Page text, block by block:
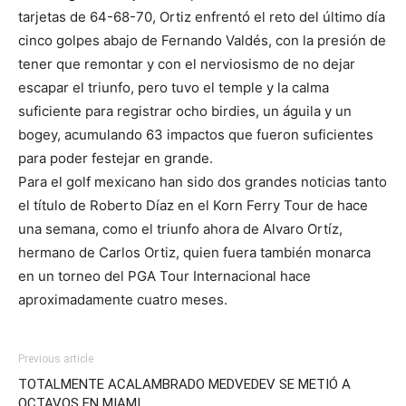
tarjetas de 64-68-70, Ortiz enfrentó el reto del último día
cinco golpes abajo de Fernando Valdés, con la presión de
tener que remontar y con el nerviosismo de no dejar
escapar el triunfo, pero tuvo el temple y la calma
suficiente para registrar ocho birdies, un águila y un
bogey, acumulando 63 impactos que fueron suficientes
para poder festejar en grande.
Para el golf mexicano han sido dos grandes noticias tanto
el título de Roberto Díaz en el Korn Ferry Tour de hace
una semana, como el triunfo ahora de Alvaro Ortíz,
hermano de Carlos Ortiz, quien fuera también monarca
en un torneo del PGA Tour Internacional hace
aproximadamente cuatro meses.
Previous article
TOTALMENTE ACALAMBRADO MEDVEDEV SE METIÓ A